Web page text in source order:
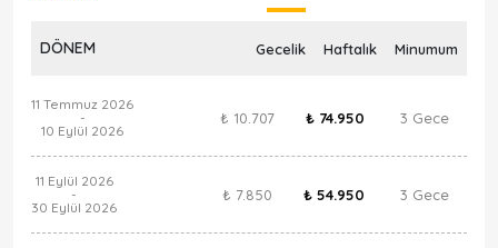
DÖNEM Gecelik Haftalık Minumum
11 Temmuz 2026
-
10 Eylül 2026
₺ 10.707 ₺ 74.950 3 Gece
11 Eylül 2026
-
30 Eylül 2026
₺ 7.850 ₺ 54.950 3 Gece